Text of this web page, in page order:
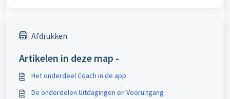
Afdrukken
Artikelen in deze map -
Het onderdeel Coach in de app
De onderdelen Uitdagingen en Vooruitgang